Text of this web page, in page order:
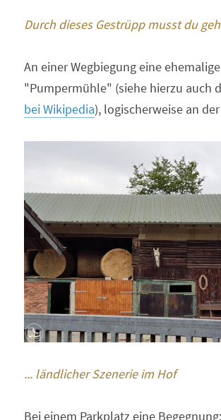
Durch dieses Gestrüpp musst du
An einer Wegbiegung eine ehemalige
"Pumpermühle" (siehe hierzu auch
bei Wikipedia), logischerweise an
... ländlicher Szenerie im Hof
Bei einem Parkplatz eine